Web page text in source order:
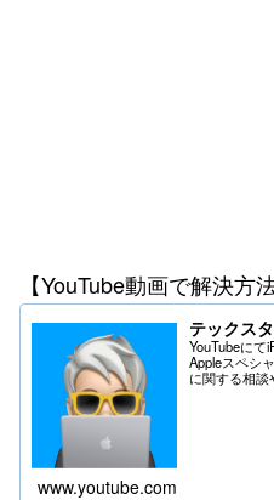
【YouTube動画で解決方
テックス
YouTubeにて
Appleスペシ
に関する相談
www.youtube.com